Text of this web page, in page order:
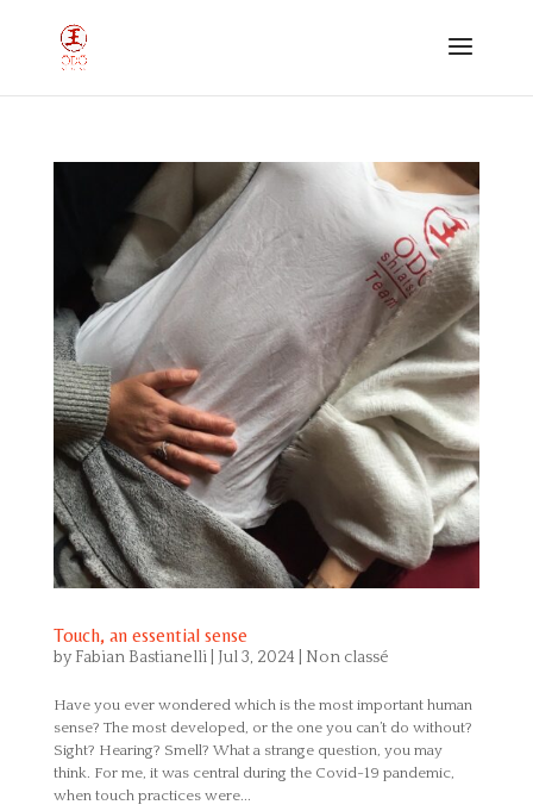
Touch, an essential sense
by Fabian Bastianelli| Jul 3, 2024 Non classé
Have you ever wondered which is the most important human
sense? The most developed, or the one you can’t do without?
Sight? Hearing? Smell? What a strange question, you may
think. For me, it was central during the Covid-19 pandemic,
when touch practices were...